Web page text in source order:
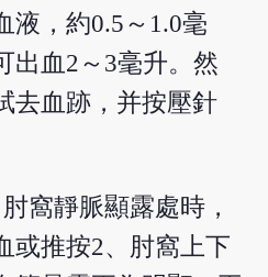
液，約0.5～1.0毫
出血2～3毫升。然
去血跡，并按壓針
窩靜脈顯露處時，
或推按2、肘窩上下